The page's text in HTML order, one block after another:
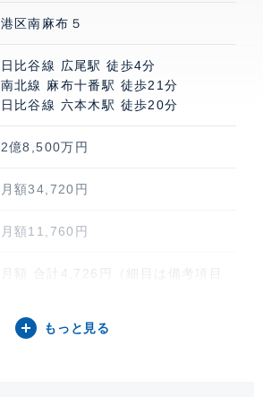
港区南麻布５
日比谷線 広尾駅 徒歩4分
南北線 麻布十番駅 徒歩21分
日比谷線 六本木駅 徒歩20分
2億8,500万円
月額34,720円
月額11,760円
月額 合計4,726円（細目は備考項目
1LDK / 南西
もっと見る